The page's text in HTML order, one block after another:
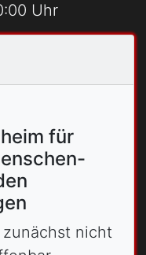
Uhr
für
nicht